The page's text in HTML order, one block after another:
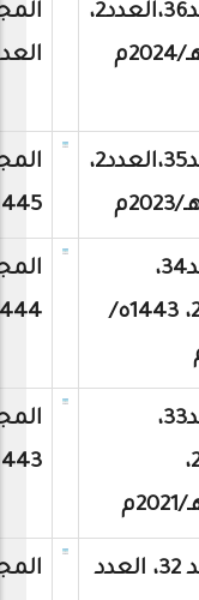
المجلد36،العدد2،
المجلد35،العدد2،
1445هـ/
المجلد34،
العدد2، 1443ه/
1444هـ/
المجلد33،
العدد2،
1443هـ/
المجلد 32، العدد